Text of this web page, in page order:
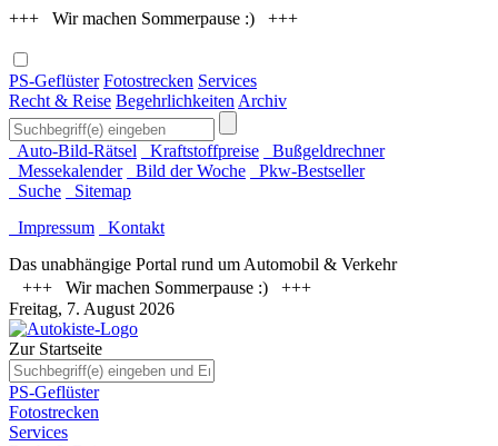
+++ Wir machen Sommerpause :) +++
PS-Geflüster Fotostrecken Services
Recht & Reise Begehrlichkeiten Archiv
Auto-Bild-Rätsel Kraftstoffpreise
Bußgeldrechner
Messekalender
Bild der Woche
Pkw-Bestseller
Suche
Sitemap
Impressum
Kontakt
Das unabhängige Portal rund um Automobil & Verkehr
+++ Wir machen Sommerpause :) +++
Freitag, 7. August 2026
Zur Startseite
PS-Geflüster
Fotostrecken
Services